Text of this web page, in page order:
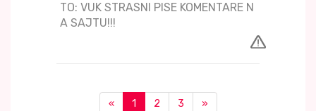
TO: VUK STRASNI PISE KOMENTARE N
A SAJTU!!!
« 1 2 3 »